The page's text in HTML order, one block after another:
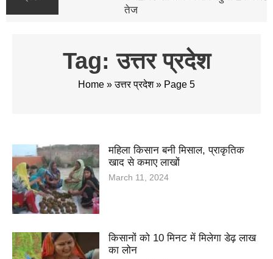
Tag: उत्तर प्रदेश
Home »उत्तर प्रदेश» Page 5
महिला किसान बनी मिसाल, प्राकृतिक
खाद से कमाए लाखों
March 11, 2024
किसानों को 10 मिनट में मिलेगा डेढ़ लाख
का लोन